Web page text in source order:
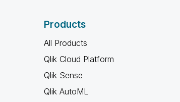
Products
All Products
Qlik Cloud Platform
Qlik Sense
Qlik AutoML